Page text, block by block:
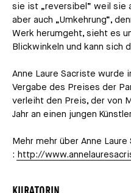
sie ist „reversibel“ weil sie
aber auch „Umkehrung“,
Werk herumgeht, sieht es
Blickwinkeln und kann sich
Anne Laure Sacriste wurde
Vergabe des Preises der
verleiht den Preis, der von
Jahr an einen jungen
Mehr mehr über Anne Laure
: http://